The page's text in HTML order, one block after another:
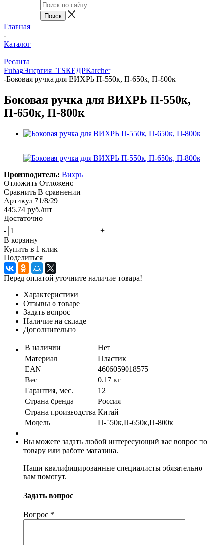
Главная
-
Каталог
-
Ресанта
FubagЭнергияTTSКЕДРKarcher
-Боковая ручка для ВИХРЬ П-550к, П-650к, П-800к
Боковая ручка для ВИХРЬ П-550к,
П-650к, П-800к
Производитель: Вихрь
Отложить Отложено
Сравнить В сравнении
Артикул 71/8/29
445.74 руб./шт
Достаточно
-
+
В корзину
Купить в 1 клик
Поделиться
Перед оплатой уточните наличие товара!
Характеристики
Отзывы о товаре
Задать вопрос
Наличие на складе
Дополнительно
В наличии
Нет
Материал
Пластик
EAN
4606059018575
Вес
0.17 кг
Гарантия, мес.
12
Страна бренда
Россия
Страна производства Китай
Модель
П-550к,П-650к,П-800к
Вы можете задать любой интересующий вас вопрос по
товару или работе магазина.
Наши квалифицированные специалисты обязательно
вам помогут.
Задать вопрос
Вопрос *